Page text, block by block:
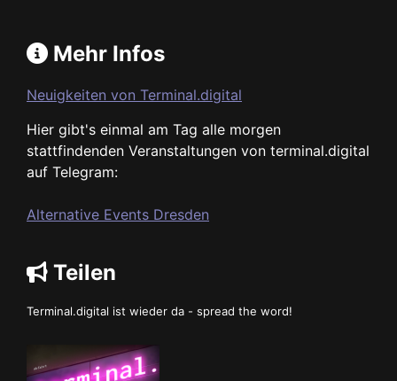
Mehr Infos
Neuigkeiten von Terminal.digital
Hier gibt's einmal am Tag alle morgen
stattfindenden Veranstaltungen von terminal.digital
auf Telegram:
Alternative Events Dresden
Teilen
Terminal.digital ist wieder da - spread the word!